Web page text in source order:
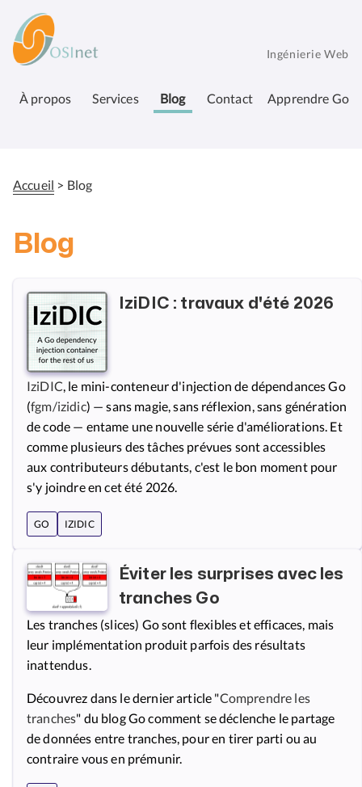
contenu
principal
Ingénierie Web
À propos Services Blog Contact Apprendre Go
Fil
Accueil Blog
Blog
IziDIC : travaux d'été 2026
IziDIC , le mini-conteneur d'injection de dépendances Go
(fgm/izidic) — sans magie, sans réflexion, sans génération
de code — entame une nouvelle série d'améliorations. Et
comme plusieurs des tâches prévues sont accessibles
aux contributeurs débutants, c'est le bon moment pour
s'y joindre en cet été 2026.
GO IZIDIC
Éviter les surprises avec les
tranches Go
Les tranches (slices) Go sont flexibles et efficaces, mais
leur implémentation produit parfois des résultats
inattendus.
Découvrez dans le dernier article "Comprendre les
tranches" du blog Go comment se déclenche le partage
de données entre tranches, pour en tirer parti ou au
contraire vous en prémunir.